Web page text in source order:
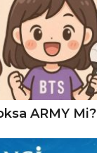
ARMY Mi?